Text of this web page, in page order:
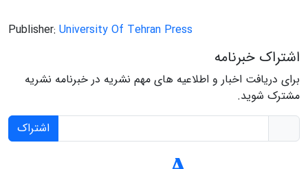
Publisher: University Of Tehran Press
اشتراک خبرنامه
برای دریافت اخبار و اطلاعیه های مهم نشریه در خبرنامه نشریه
مشترک شوید.
اشتراک